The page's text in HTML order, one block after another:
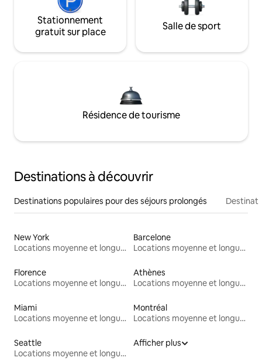
Stationnement
gratuit sur place
Salle de sport
Résidence de tourisme
Destinations à découvrir
Destinations populaires pour des séjours prolongés
New York
Locations moyenne et longue durée
Barcelone
Locations moyenne et longue durée
Florence
Locations moyenne et longue durée
Athènes
Locations moyenne et longue durée
Miami
Locations moyenne et longue durée
Montréal
Locations moyenne et longue durée
Seattle
Locations moyenne et longue durée
Afficher plus